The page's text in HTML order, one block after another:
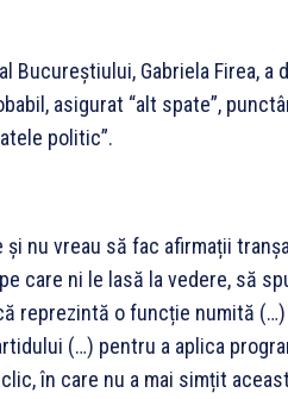
Bucureștiului, Gabriela Firea,
asigurat “alt spate”,
politic”.
și nu vreau să fac afirmații
care ni le lasă la vedere, să
reprezintă o funcție numită
(…) pentru a aplica
în care nu a mai simțit